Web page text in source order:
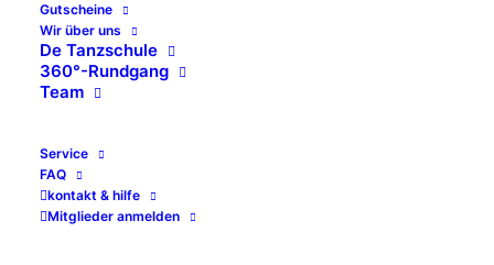
Gutscheine
Wir über uns
De Tanzschule
360°-Rundgang
Team
Service
FAQ
kontakt & hilfe
Mitglieder anmelden
Dort werden sie vom königlichen
Tanzpersonal in Empfang genommen.
Nach einer herzlichen Begrüßung durch
die Tanzlehrerinnen verteilen sich die
gesungen und vor allem gelacht wird,
derweil sich die Eltern vom königlichen
Hofstaat betreut und mit allerlei fürstlichen